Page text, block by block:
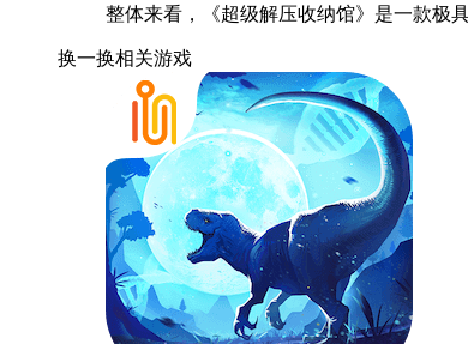
整体来看，《超级解压收纳馆》是一款极
换一换相关游戏